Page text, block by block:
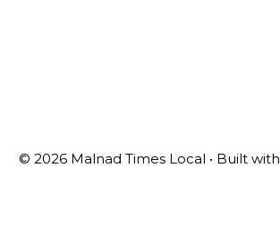
© 2026 Malnad Times Local • Built with